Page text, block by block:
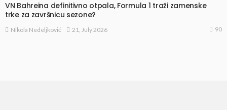
VN Bahreina definitivno otpala, Formula 1 traži zamenske
trke za završnicu sezone?
Nikola Nedeljković 21, July 2026 90